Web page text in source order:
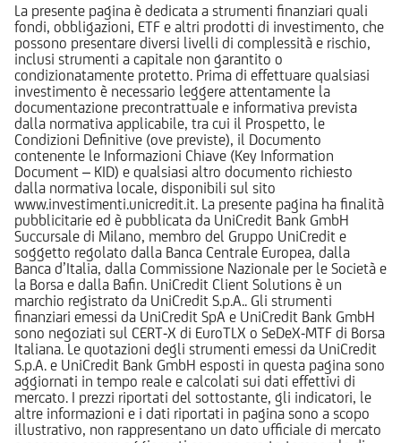
La presente pagina è dedicata a strumenti finanziari quali
fondi, obbligazioni, ETF e altri prodotti di investimento, che
possono presentare diversi livelli di complessità e rischio,
inclusi strumenti a capitale non garantito o
condizionatamente protetto. Prima di effettuare qualsiasi
investimento è necessario leggere attentamente la
documentazione precontrattuale e informativa prevista
dalla normativa applicabile, tra cui il Prospetto, le
Condizioni Definitive (ove previste), il Documento
contenente le Informazioni Chiave (Key Information
Document – KID) e qualsiasi altro documento richiesto
dalla normativa locale, disponibili sul sito
www.investimenti.unicredit.it. La presente pagina ha finalità
pubblicitarie ed è pubblicata da UniCredit Bank GmbH
Succursale di Milano, membro del Gruppo UniCredit e
soggetto regolato dalla Banca Centrale Europea, dalla
Banca d’Italia, dalla Commissione Nazionale per le Società e
la Borsa e dalla Bafin. UniCredit Client Solutions è un
marchio registrato da UniCredit S.p.A.. Gli strumenti
finanziari emessi da UniCredit SpA e UniCredit Bank GmbH
sono negoziati sul CERT-X di EuroTLX o SeDeX-MTF di Borsa
Italiana. Le quotazioni degli strumenti emessi da UniCredit
S.p.A. e UniCredit Bank GmbH esposti in questa pagina sono
aggiornati in tempo reale e calcolati sui dati effettivi di
mercato. I prezzi riportati del sottostante, gli indicatori, le
altre informazioni e i dati riportati in pagina sono a scopo
illustrativo, non rappresentano un dato ufficiale di mercato